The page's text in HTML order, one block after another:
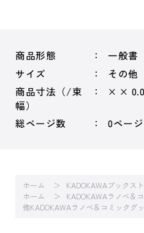
商品形態
一般書
サイズ
その他
商品寸法（/束
幅）
× ×
総ページ数 0ページ
ホーム KADOKAWAブックス
ホーム
KADOKAWAラノベ＆
他KADOKAWAラノベ＆コミックグ